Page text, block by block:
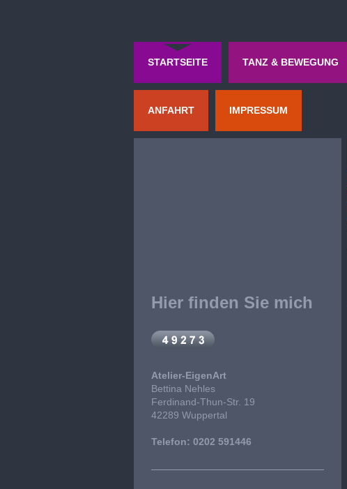
STARTSEITE TANZ & BEWEGUNG
ANFAHRT IMPRESSUM
Hier finden Sie mich
Atelier-EigenArt
Bettina Nehles
Ferdinand-Thun-Str. 19
42289 Wuppertal
Telefon: 0202 591446